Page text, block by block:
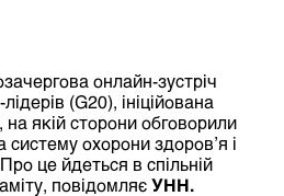
онлайн-зустріч
(G20), ініційована
якій сторони обговорили
систему охорони здоров’я і
це йдеться в спільній
повідомляє УНН.